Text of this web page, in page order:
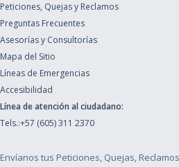
Peticiones, Quejas y Reclamos
Preguntas Frecuentes
Asesorías y Consultorías
Mapa del Sitio
Líneas de Emergencias
Accesibilidad
Línea de atención al ciudadano:
Tels.:+57 (605) 311 2370
Envíanos tus Peticiones, Quejas,